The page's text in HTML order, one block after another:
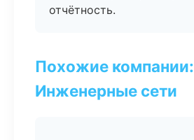
отчётность.
Похожие компании:
Инженерные сети